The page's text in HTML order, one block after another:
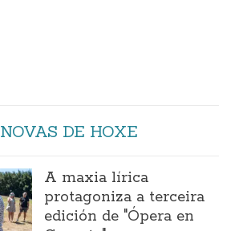
NOVAS DE HOXE
A maxia lírica
protagoniza a terceira
edición de "Ópera en